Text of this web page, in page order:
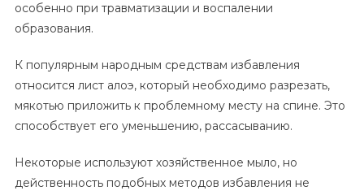
особенно при травматизации и воспалении
образования.
К популярным народным средствам избавления
относится лист алоэ, который необходимо разрезать,
мякотью приложить к проблемному месту на спине. Это
способствует его уменьшению, рассасыванию.
Некоторые используют хозяйственное мыло, но
действенность подобных методов избавления не